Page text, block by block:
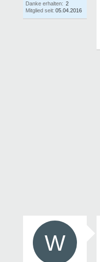
Danke erhalten: 2
Mitglied seit: 05.04.2016
W